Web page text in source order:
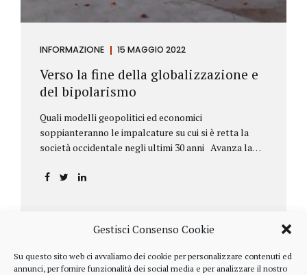
Gestisci Consenso Cookie
Su questo sito web ci avvaliamo dei cookie per personalizzare contenuti ed
annunci, per fornire funzionalità dei social media e per analizzare il nostro
INFORMAZIONE 15 MAGGIO 2022
Verso la fine della globalizzazione e
del bipolarismo
Quali modelli geopolitici ed economici
soppianteranno le impalcature su cui si è retta la
società occidentale negli ultimi 30 anni Avanza la
aprile ha fatto parecchio discutere il discorso che
una lettera annuale che Fink ha inviato agli
investitori, nella quale fa il punto sulla situazione
geopolitica ed economica globale, accompagnata da
alcune considerazioni sui profitti generati dalle